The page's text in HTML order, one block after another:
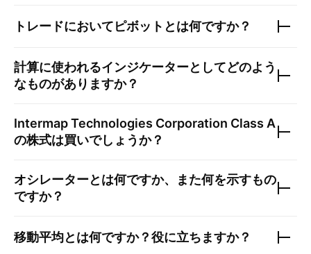
トレードにおいてピボットとは何ですか？
計算に使われるインジケーターとしてどのよう
なものがありますか？
Intermap Technologies Corporation Class A
の株式は買いでしょうか？
オシレーターとは何ですか、また何を示すもの
ですか？
移動平均とは何ですか？役に立ちますか？